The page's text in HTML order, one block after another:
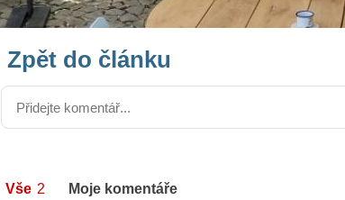
Zpět do článku